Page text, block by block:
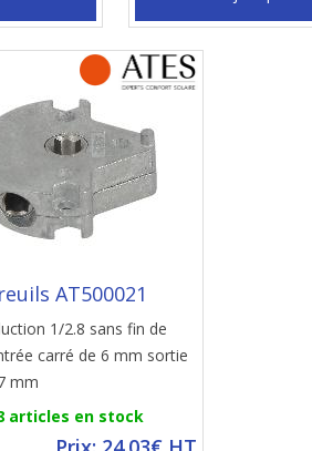
AT500021
1/2.8 sans fin de
carré de 6 mm sortie
mm
articles en stock